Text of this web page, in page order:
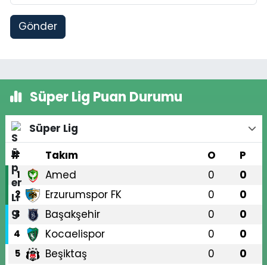
Gönder
Süper Lig Puan Durumu
Süper Lig
#
Takım O P
1 Amed 0 0
2 Erzurumspor FK 0 0
3 Başakşehir 0 0
4 Kocaelispor 0 0
5 Beşiktaş 0 0